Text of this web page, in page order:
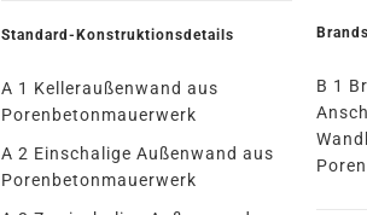
Standard-Konstruktionsdetails
A 1 Kelleraußenwand aus
Porenbetonmauerwerk
A 2 Einschalige Außenwand aus
Porenbetonmauerwerk
B 1